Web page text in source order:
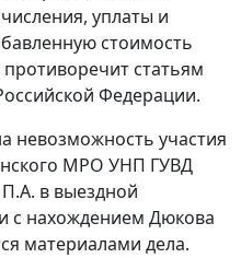
уплаты и
стоимость
статьям
Федерации.
невозможность участия
МРО УНП ГУВД
в выездной
с нахождением Дюкова
материалами дела.